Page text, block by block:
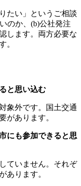
たい」というご相談
のか、(b)公社発注
します。両方必要な
。
と思い込む
象外です。国土交通
があります。
にも参加できると思
ていません。それぞ
あります。